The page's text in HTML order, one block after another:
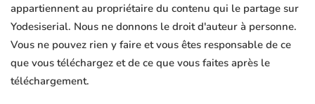
appartiennent au propriétaire du contenu qui le partage sur
Yodesiserial. Nous ne donnons le droit d'auteur à personne.
Vous ne pouvez rien y faire et vous êtes responsable de ce
que vous téléchargez et de ce que vous faites après le
téléchargement.